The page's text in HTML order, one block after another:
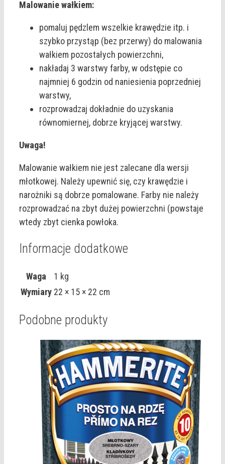
Malowanie wałkiem:
pomaluj pędzlem wszelkie krawędzie itp. i
szybko przystąp (bez przerwy) do malowania
wałkiem pozostałych powierzchni,
nakładaj 3 warstwy farby, w odstępie co
najmniej 6 godzin od naniesienia poprzedniej
warstwy,
rozprowadzaj dokładnie do uzyskania
równomiernej, dobrze kryjącej warstwy.
Uwaga!
Malowanie wałkiem nie jest zalecane dla wersji
młotkowej. Należy upewnić się, czy krawędzie i
narożniki są dobrze pomalowane. Farby nie należy
rozprowadzać na zbyt dużej powierzchni (powstaje
wtedy zbyt cienka powłoka.
Informacje dodatkowe
Waga
1 kg
Wymiary 22 × 15 × 22 cm
Podobne produkty